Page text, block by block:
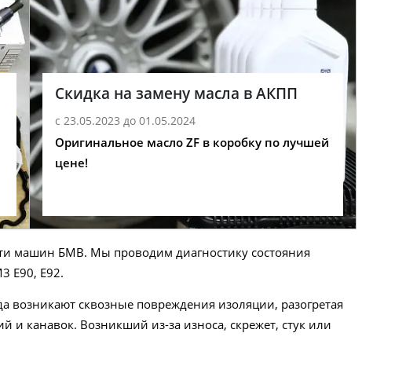
Скидка на замену масла в АКПП
с 23.05.2023 до 01.05.2024
Оригинальное масло ZF в коробку по лучшей
цене!
машин БМВ. Мы проводим диагностику состояния
E90, E92.
сквозные повреждения изоляции, разогретая
и канавок. Возникший из-за износа, скрежет, стук или